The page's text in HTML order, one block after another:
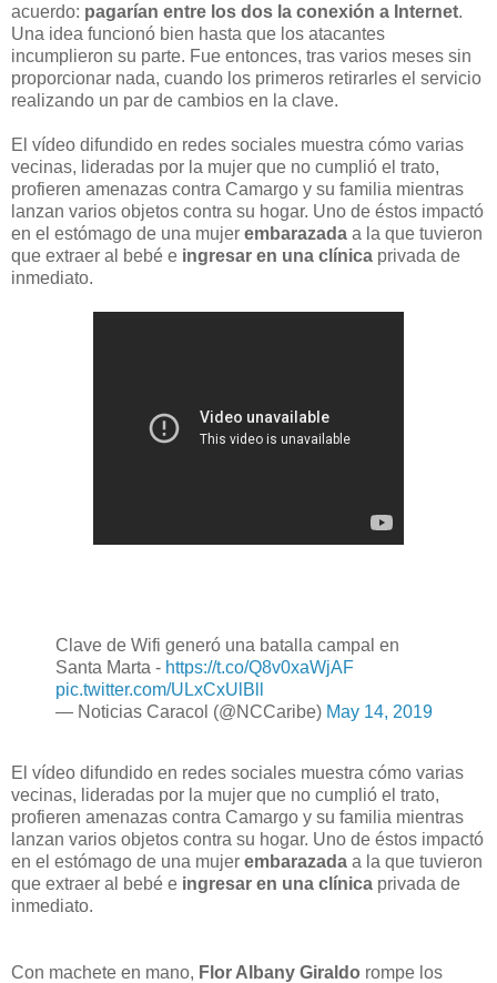
acuerdo: pagarían entre los dos la conexión a Internet.
Una idea funcionó bien hasta que los atacantes
incumplieron su parte. Fue entonces, tras varios meses sin
proporcionar nada, cuando los primeros retirarles el servicio
realizando un par de cambios en la clave.
El vídeo difundido en redes sociales muestra cómo varias
vecinas, lideradas por la mujer que no cumplió el trato,
profieren amenazas contra Camargo y su familia mientras
lanzan varios objetos contra su hogar. Uno de éstos impactó
en el estómago de una mujer embarazada a la que tuvieron
que extraer al bebé e ingresar en una clínica privada de
inmediato.
Clave de Wifi generó una batalla campal en
Santa Marta - https://t.co/Q8v0xaWjAF
pic.twitter.com/ULxCxUlBll
— Noticias Caracol (@NCCaribe) May 14, 2019
El vídeo difundido en redes sociales muestra cómo varias
vecinas, lideradas por la mujer que no cumplió el trato,
profieren amenazas contra Camargo y su familia mientras
lanzan varios objetos contra su hogar. Uno de éstos impactó
en el estómago de una mujer embarazada a la que tuvieron
que extraer al bebé e ingresar en una clínica privada de
inmediato.
Con machete en mano, Flor Albany Giraldo rompe los